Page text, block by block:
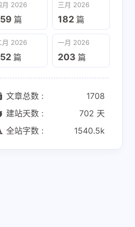
月 2026
篇
三月 2026
182 篇
月 2026
篇
一月 2026
203 篇
文章总数 :
1708
建站天数 :
702 天
全站字数 :
1540.5k